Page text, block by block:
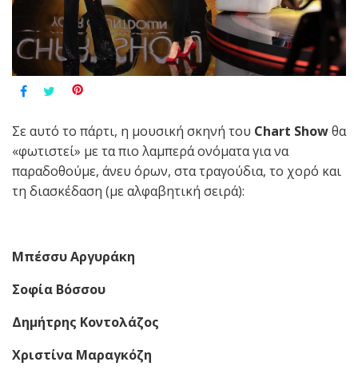
Σε αυτό το πάρτι, η μουσική σκηνή του Chart Showθα
«φωτιστεί» με τα πιο λαμπερά ονόματα για να
παραδοθούμε, άνευ όρων, στα τραγούδια, το χορό και
τη διασκέδαση (με αλφαβητική σειρά):
Μπέσσυ Αργυράκη
Σοφία Βόσσου
Δημήτρης Κοντολάζος
Χριστίνα Μαραγκόζη